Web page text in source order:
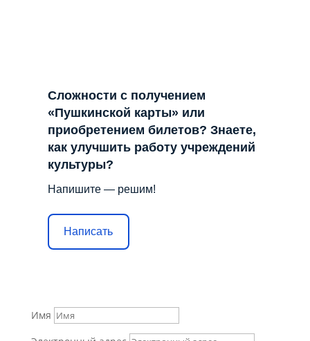
Сложности с получением
«Пушкинской карты» или
приобретением билетов? Знаете,
как улучшить работу учреждений
культуры?
Напишите — решим!
Написать
Имя